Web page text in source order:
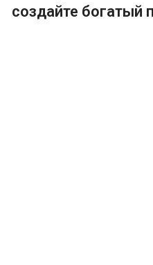
создайте богатый